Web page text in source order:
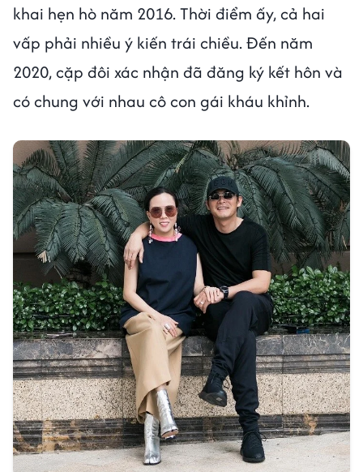
khai hẹn hò năm 2016. Thời điểm ấy, cả hai
vấp phải nhiều ý kiến trái chiều. Đến năm
2020, cặp đôi xác nhận đã đăng ký kết hôn và
có chung với nhau cô con gái kháu khỉnh.